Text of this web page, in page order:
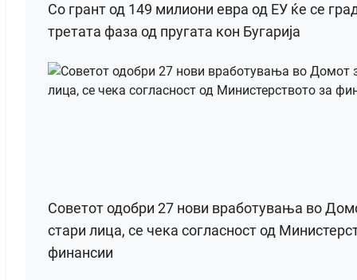
Со грант од 149 милиони евра од ЕУ ќе се
третата фаза од пругата кон Бугарија
Советот одобри 27 нови вработувања во
стари лица, се чека согласност од
финансии